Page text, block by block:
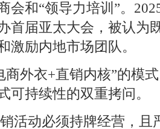
会和“领导力培训”。
首届亚太大会，被认为
激励内地市场团队。
商外衣+直销内核”的模
可持续性的双重拷问。
活动必须持牌经营，且